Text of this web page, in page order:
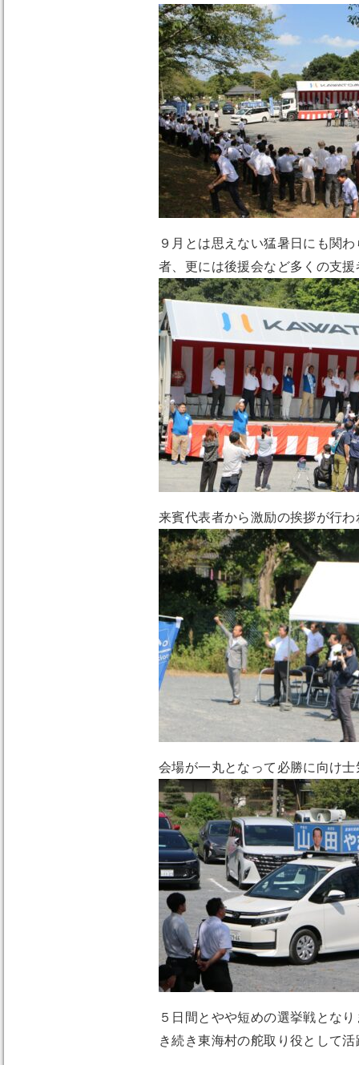
９月とは思えない猛暑日にも関
者、更には後援会など多くの支
来賓代表者から激励の挨拶が行
会場が一丸となって必勝に向け
５日間とやや短めの選挙戦とな
き続き東海村の舵取り役として